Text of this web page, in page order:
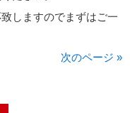
しますのでまずはご一
次のページ »